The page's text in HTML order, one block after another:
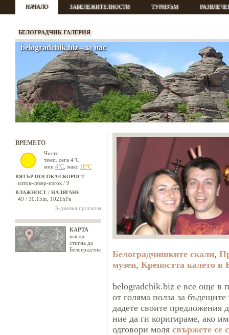
belogradchik.biz - за нас
Белоградчишките скали,
музеи, Крепостта калето в
belogradchik.biz е все още в
от голяма полза за
дадете своите предложения
ние да ги коригираме, ако
одговори моля свържете се
ВРЕМЕТО
Чисто
темп. сега 4°C
мин 4°C , макс 18°C
ВЯТЪР ПОСОКА/СКОРОСТ
изток-север-изток / 9
ВЛАЖНОСТ / НАЛЯГАНЕ
49 / 30.15in, 1021hPa
3-дневна прогноза
КАРТА
как да
стигна до
Белоградчик
НАЧАЛО ЗАБЕЛЕЖИТЕЛНОСТИ ТУРИЗЪМ
БЕЛОГРАДЧИК ГАЛЕРИЯ